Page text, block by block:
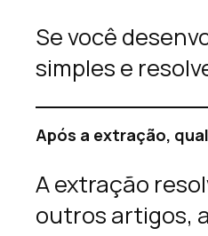
Se você
simples e
Após a extração,
A extração
outros artigos,